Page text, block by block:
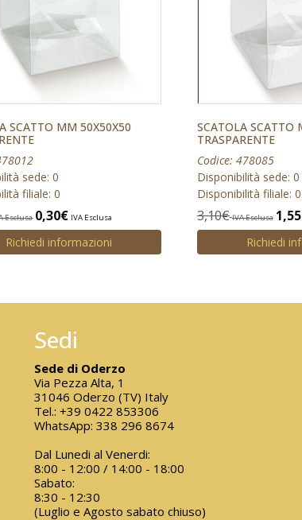
SCATTO MM 50X50X50
sede: 0
filiale: 0
Esclusa 0,30€ IVA Esclusa
Richiedi informazioni
SCATOLA SCATTO
TRASPARENTE
Codice: 478085
Disponibilità sede: 0
Disponibilità filiale: 0
3,10€ IVA Esclusa 1,55
Richiedi
Sedi
Sede di Oderzo
Via Pezza Alta, 1
31046 Oderzo (TV) Italy
Tel.: +39 0422 853306
WhatsApp: 338 296 8674
Dal Lunedi al Venerdi:
8:00 - 12:00 / 14:00 - 18:00
Sabato:
8:30 - 12:30
(Luglio e Agosto sabato chiuso)